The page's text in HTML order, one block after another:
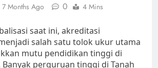
7 Months Ago 0 4 Mins
saat ini, akreditasi
salah satu tolok ukur utama
mutu pendidikan tinggi di
perguruan tinggi di Tanah